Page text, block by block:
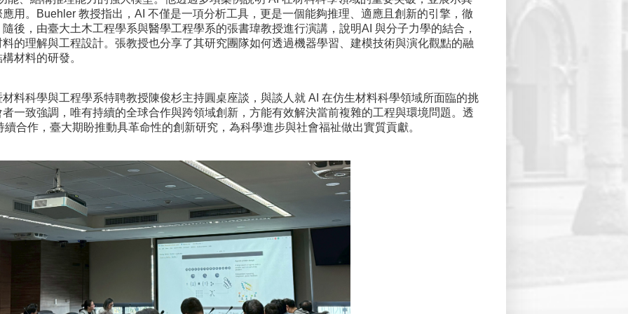
用。Buehler 教授指出，AI 不僅是一項分析工具，更是一個能夠推理、適應且創新的引擎，徹
後，由臺大土木工程學系與醫學工程學系的張書瑋教授進行演講，說明AI 與分子力學的結合，
的理解與工程設計。張教授也分享了其研究團隊如何透過機器學習、建模技術與演化觀點的融
材料的研發。
料科學與工程學系特聘教授陳俊杉主持圓桌座談，與談人就 AI 在仿生材料科學領域所面臨的挑
一致強調，唯有持續的全球合作與跨領域創新，方能有效解決當前複雜的工程與環境問題。透
合作，臺大期盼推動具革命性的創新研究，為科學進步與社會福祉做出實質貢獻。